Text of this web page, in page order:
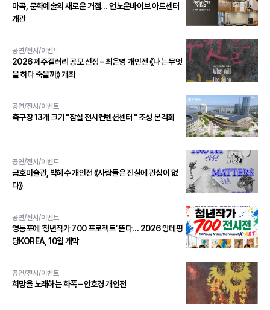
마곡, 문화예술의 새로운 거점… 언노운바이브 아트센터
개관
공연/전시/이벤트
2026 제주갤러리 공모 선정 – 최은영 개인전 《나는 무엇
을 하다 죽을까》 개최
공연/전시/이벤트
축구장 13개 크기 "잠실 전시컨벤션센터 " 조성 본격화
공연/전시/이벤트
금호미술관, 박혜수 개인전 《사람들은 진실에 관심이 없
다》
공연/전시/이벤트
영등포에 ‘청년작가 700 프로젝트’ 뜬다… 2026 앙데팡
당KOREA, 10월 개막
공연/전시/이벤트
희망을 노래하는 화폭 – 안호경 개인전